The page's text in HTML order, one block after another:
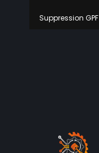
Suppression GPF